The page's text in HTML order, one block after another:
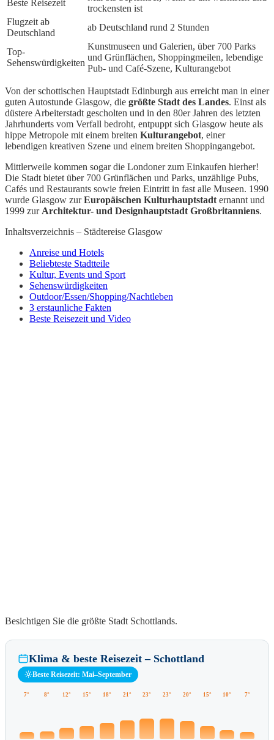
Beste Reisezeit
trockensten ist
Flugzeit ab
Deutschland
ab Deutschland rund 2 Stunden
Top-
Sehenswürdigkeiten
Kunstmuseen und Galerien, über 700 Parks
und Grünflächen, Shoppingmeilen, lebendige
Pub- und Café-Szene, Kulturangebot
Von der schottischen Hauptstadt Edinburgh aus erreicht man in einer
guten Autostunde Glasgow, die größte Stadt des Landes. Einst als
düstere Arbeiterstadt gescholten und in den 80er Jahren des letzten
Jahrhunderts vom Verfall bedroht, entpuppt sich Glasgow heute als
hippe Metropole mit einem breiten Kulturangebot, einer
lebendigen kreativen Szene und einem breiten Shoppingangebot.
Mittlerweile kommen sogar die Londoner zum Einkaufen hierher!
Die Stadt bietet über 700 Grünflächen und Parks, unzählige Pubs,
Cafés und Restaurants sowie freien Eintritt in fast alle Museen. 1990
wurde Glasgow zurEuropäischen Kulturhauptstadt ernannt und
1999 zur Architektur- und Designhauptstadt Großbritanniens.
Inhaltsverzeichnis – Städtereise Glasgow
Anreise und Hotels
Beliebteste Stadtteile
Kultur, Events und Sport
Sehenswürdigkeiten
Outdoor/Essen/Shopping/Nachtleben
3 erstaunliche Fakten
Beste Reisezeit und Video
Besichtigen Sie die größte Stadt Schottlands.
Klima & beste Reisezeit – Schottland
Beste Reisezeit: Mai–September
7° 8° 12° 15° 18° 21° 23° 23° 20° 15° 10° 7°